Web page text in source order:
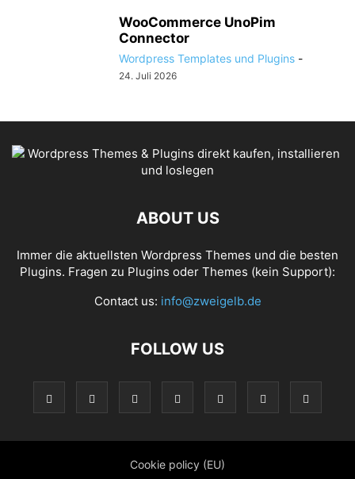
WooCommerce UnoPim
Connector
Wordpress Templates und Plugins -
24. Juli 2026
ABOUT US
Immer die aktuellsten Wordpress Themes und die besten
Plugins. Fragen zu Plugins oder Themes (kein Support):
Contact us: info@zweigelb.de
FOLLOW US
Cookie policy (EU)